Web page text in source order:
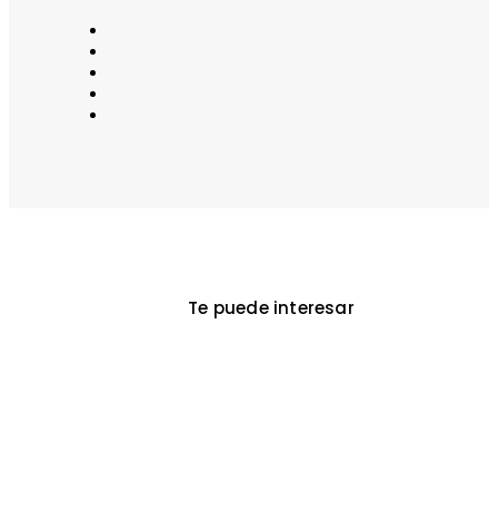
Te puede interesar